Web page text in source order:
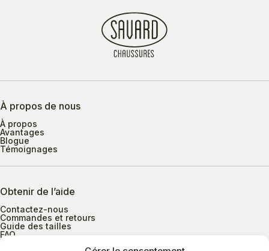
À propos de nous
À propos
Avantages
Blogue
Témoignages
Obtenir de l’aide
Contactez-nous
Commandes et retours
Guide des tailles
FAQ